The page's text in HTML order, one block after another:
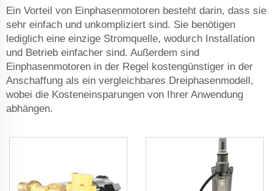
Ein Vorteil von Einphasenmotoren besteht darin, dass sie
sehr einfach und unkompliziert sind. Sie benötigen
lediglich eine einzige Stromquelle, wodurch Installation
und Betrieb einfacher sind. Außerdem sind
Einphasenmotoren in der Regel kostengünstiger in der
Anschaffung als ein vergleichbares Dreiphasenmodell,
wobei die Kosteneinsparungen von Ihrer Anwendung
abhängen.